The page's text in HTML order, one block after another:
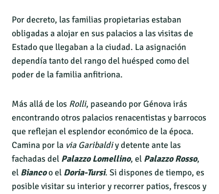
Por decreto, las familias propietarias estaban
obligadas a alojar en sus palacios a las visitas de
Estado que llegaban a la ciudad. La asignación
dependía tanto del rango del huésped como del
poder de la familia anfitriona.
Más allá de los Rolli, paseando por Génova irás
encontrando otros palacios renacentistas y barrocos
que reflejan el esplendor económico de la época.
Camina por la via Garibaldiy detente ante las
fachadas del Palazzo Lomellino, el Palazzo Rosso,
el Biancoo el Doria-Tursi. Si dispones de tiempo, es
posible visitar su interior y recorrer patios, frescos y